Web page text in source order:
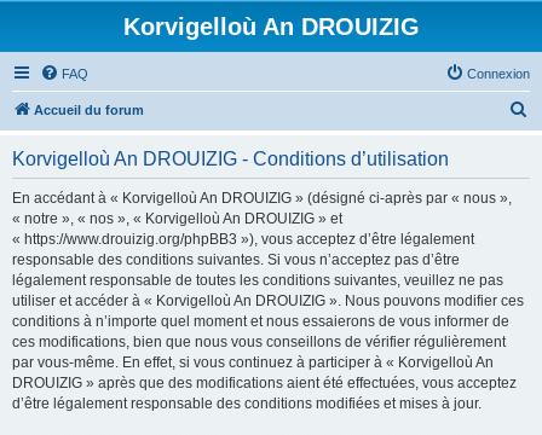
Korvigelloù An DROUIZIG
FAQ Connexion
Accueil du forum
Korvigelloù An DROUIZIG - Conditions d’utilisation
En accédant à « Korvigelloù An DROUIZIG » (désigné ci-après par « nous »,
« notre », « nos », « Korvigelloù An DROUIZIG » et
« https://www.drouizig.org/phpBB3 »), vous acceptez d’être légalement
responsable des conditions suivantes. Si vous n’acceptez pas d’être
légalement responsable de toutes les conditions suivantes, veuillez ne pas
utiliser et accéder à « Korvigelloù An DROUIZIG ». Nous pouvons modifier ces
conditions à n’importe quel moment et nous essaierons de vous informer de
ces modifications, bien que nous vous conseillons de vérifier régulièrement
par vous-même. En effet, si vous continuez à participer à « Korvigelloù An
DROUIZIG » après que des modifications aient été effectuées, vous acceptez
d’être légalement responsable des conditions modifiées et mises à jour.